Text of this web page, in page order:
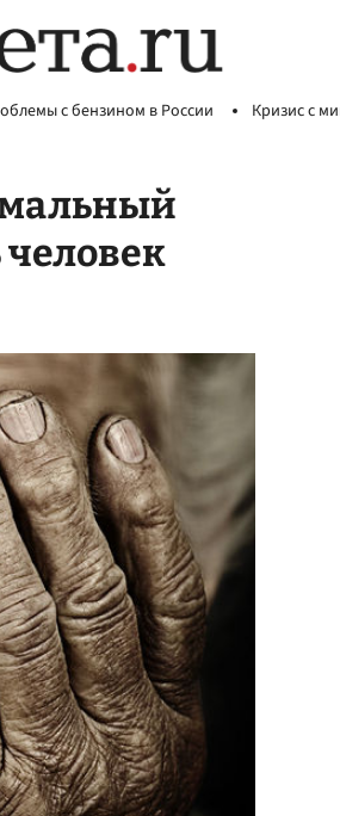
с бензином в России Кризис с